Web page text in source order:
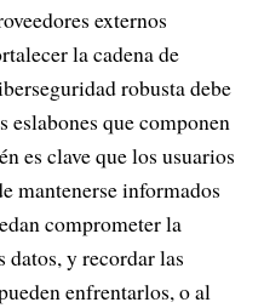
externos
la cadena de
robusta debe
que componen
es clave que los usuarios
mantenerse informados
comprometer la
datos, y recordar las
enfrentarlos, o al